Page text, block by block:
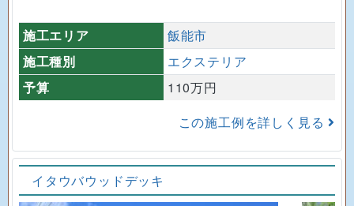
施工エリア
飯能市
施工種別
エクステリア
予算
110万円
この施工例を詳しく見る
イタウバウッドデッキ